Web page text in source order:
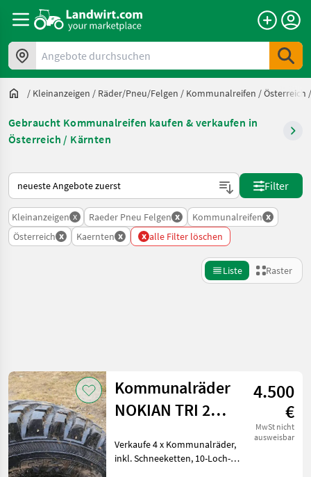
Angebote durchsuchen
/ Kleinanzeigen / Räder/Pneu/Felgen / Kommunalreifen /Österreich
Gebraucht Kommunalreifen kaufen & verkaufen in
Österreich / Kärnten
So wird auf Landwirt.com sortiert
Filter
Kleinanzeigen x Raeder Pneu Felgen x Kommunalreifen x
Österreich x Kaernten x x alle Filter löschen
Liste Raster
Kategorie 4 Land 2 Filter
AKTUELLER
PFAD
Landtechnik
Zurücksetzen
Ergebnisse
anzeigen
Kommunalräder
NOKIAN TRI 2
Unimog
4.500
€
MwSt nicht
ausweisbar
Verkaufe 4 x Kommunalräder,
inkl. Schneeketten, 10-Loch-